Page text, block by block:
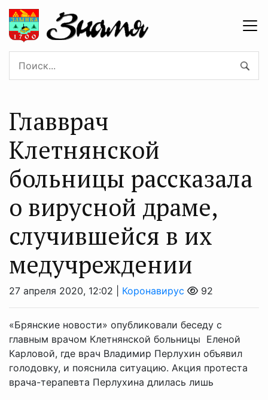
Главврач
Клетнянской
больницы рассказала
о вирусной драме,
случившейся в их
медучреждении
27 апреля 2020, 12:02 | Коронавирус 92
«Брянские новости» опубликовали беседу с
главным врачом Клетнянской больницы Еленой
Карловой, где врач Владимир Перлухин объявил
голодовку, и пояснила ситуацию. Акция протеста
врача-терапевта Перлухина длилась лишь